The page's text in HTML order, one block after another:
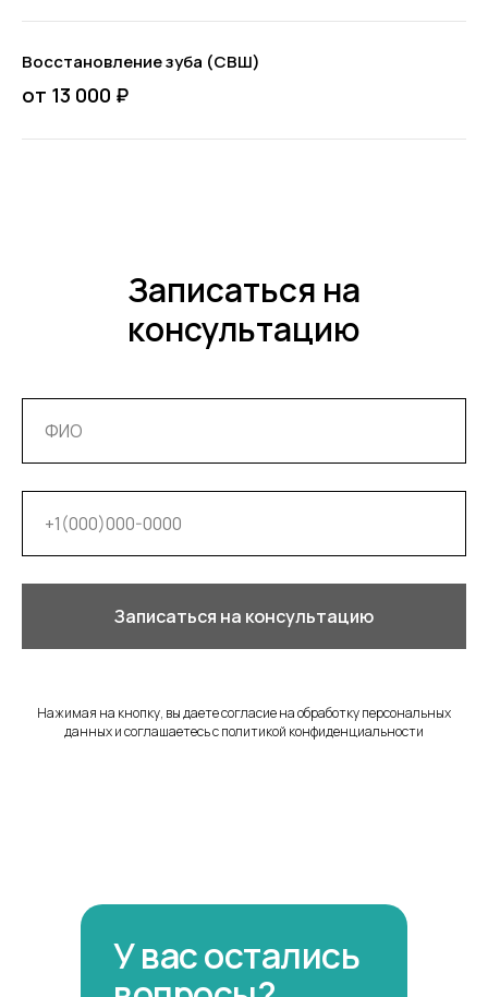
Восстановление зуба (СВШ)
от 13 000 ₽
Записаться на
консультацию
Записаться на консультацию
Нажимая на кнопку, вы даете согласие на обработку персональных
данных и соглашаетесь c политикой конфиденциальности
У вас остались